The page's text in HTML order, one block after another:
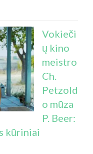
Vokieči
ų kino
meistro
Ch.
Petzold
o mūza
P. Beer:
kūriniai